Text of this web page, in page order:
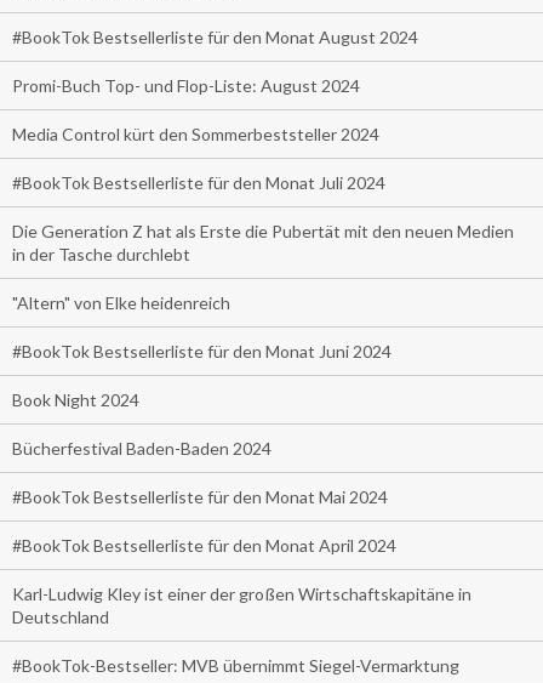
#BookTok Bestsellerliste für den Monat August 2024
Promi-Buch Top- und Flop-Liste: August 2024
Media Control kürt den Sommerbeststeller 2024
#BookTok Bestsellerliste für den Monat Juli 2024
Die Generation Z hat als Erste die Pubertät mit den neuen Medien
in der Tasche durchlebt
"Altern" von Elke heidenreich
#BookTok Bestsellerliste für den Monat Juni 2024
Book Night 2024
Bücherfestival Baden-Baden 2024
#BookTok Bestsellerliste für den Monat Mai 2024
#BookTok Bestsellerliste für den Monat April 2024
Karl-Ludwig Kley ist einer der großen Wirtschaftskapitäne in
Deutschland
#BookTok-Bestseller: MVB übernimmt Siegel-Vermarktung